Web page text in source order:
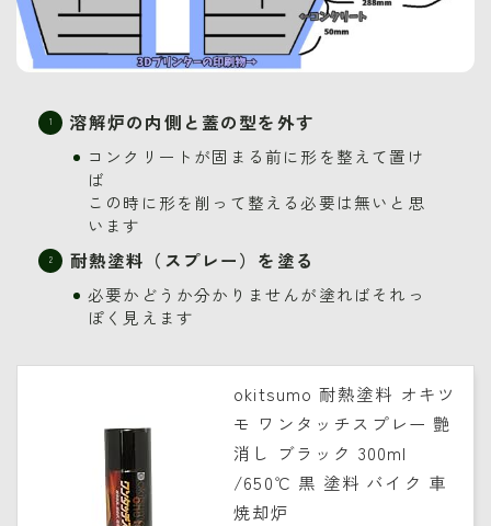
溶解炉の内側と蓋の型を外す
コンクリートが固まる前に形を整えて置け
ば
この時に形を削って整える必要は無いと思
います
耐熱塗料（スプレー）を塗る
必要かどうか分かりませんが塗ればそれっ
ぽく見えます
okitsumo 耐熱塗料 オキツ
モ ワンタッチスプレー 艶
消し ブラック 300ml
/650℃ 黒 塗料 バイク 車
焼却炉